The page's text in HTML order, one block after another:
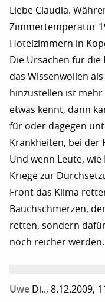
Liebe Claudia.
Zimmertemperatur
Hotelzimmern in
Die Ursachen für
das Wissenwollen
hinzustellen ist
etwas kennt, dann
für oder dagegen
Krankheiten, bei der
Und wenn Leute, wie
Kriege zur
Front das Klima
Bauchschmerzen,
retten, sondern dafür
noch reicher werden.
Uwe Di.., 8.12.2009,